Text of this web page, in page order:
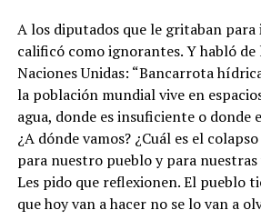
A los diputados que le gritaban
calificó como ignorantes. Y habló
Naciones Unidas: “Bancarrota
la población mundial vive en
agua, donde es insuficiente o donde
¿A dónde vamos? ¿Cuál es el
para nuestro pueblo y para nuestras
Les pido que reflexionen. El pueblo
que hoy van a hacer no se lo van a